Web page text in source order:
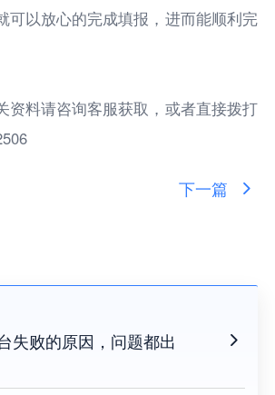
可以放心的完成填报，进而能顺利完
资料请咨询客服获取，或者直接拨打
下一篇
失败的原因，问题都出